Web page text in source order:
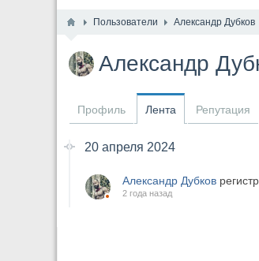
Пользователи Александр Дубков
Александр
Профиль Лента Репутация
20 апреля 2024
Александр Дубков
2 года назад